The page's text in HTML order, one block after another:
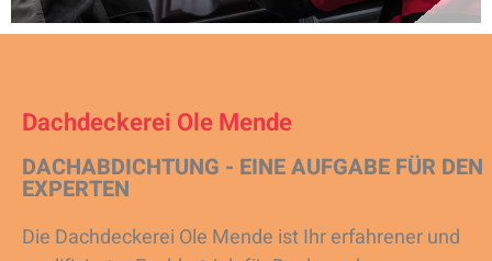
Dachdeckerei Ole Mende
DACHABDICHTUNG - EINE AUFGABE FÜR DEN
EXPERTEN
Die Dachdeckerei Ole Mende ist Ihr erfahrener und